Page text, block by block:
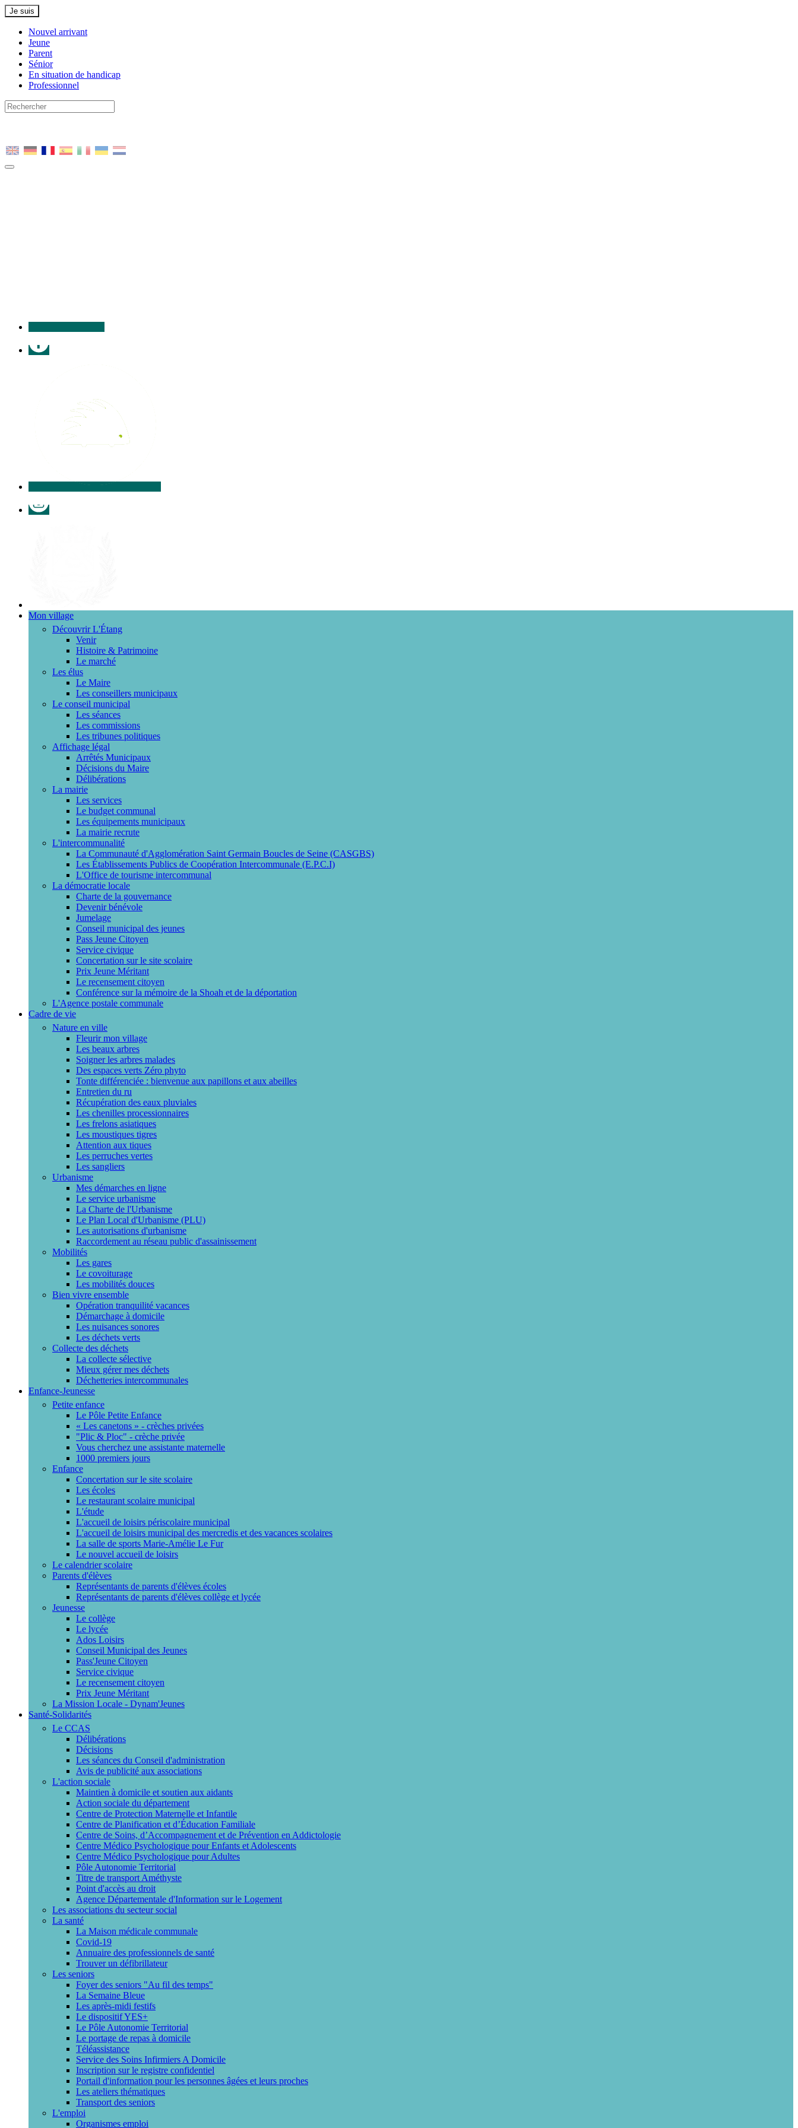
Je suis
Nouvel arrivant
Jeune
Parent
Sénior
En situation de handicap
Professionnel
Mon village
Découvrir L'Étang
Venir
Histoire & Patrimoine
Le marché
Les élus
Le Maire
Les conseillers municipaux
Le conseil municipal
Les séances
Les commissions
Les tribunes politiques
Affichage légal
Arrêtés Municipaux
Décisions du Maire
Délibérations
La mairie
Les services
Le budget communal
Les équipements municipaux
La mairie recrute
L'intercommunalité
La Communauté d'Agglomération Saint Germain Boucles de Seine (CASGBS)
Les Établissements Publics de Coopération Intercommunale (E.P.C.I)
L'Office de tourisme intercommunal
La démocratie locale
Charte de la gouvernance
Devenir bénévole
Jumelage
Conseil municipal des jeunes
Pass Jeune Citoyen
Service civique
Concertation sur le site scolaire
Prix Jeune Méritant
Le recensement citoyen
Conférence sur la mémoire de la Shoah et de la déportation
L'Agence postale communale
Cadre de vie
Nature en ville
Fleurir mon village
Les beaux arbres
Soigner les arbres malades
Des espaces verts Zéro phyto
Tonte différenciée : bienvenue aux papillons et aux abeilles
Entretien du ru
Récupération des eaux pluviales
Les chenilles processionnaires
Les frelons asiatiques
Les moustiques tigres
Attention aux tiques
Les perruches vertes
Les sangliers
Urbanisme
Mes démarches en ligne
Le service urbanisme
La Charte de l'Urbanisme
Le Plan Local d'Urbanisme (PLU)
Les autorisations d'urbanisme
Raccordement au réseau public d'assainissement
Mobilités
Les gares
Le covoiturage
Les mobilités douces
Bien vivre ensemble
Opération tranquilité vacances
Démarchage à domicile
Les nuisances sonores
Les déchets verts
Collecte des déchets
La collecte sélective
Mieux gérer mes déchets
Déchetteries intercommunales
Enfance-Jeunesse
Petite enfance
Le Pôle Petite Enfance
« Les canetons » - crèches privées
"Plic & Ploc" - crèche privée
Vous cherchez une assistante maternelle
1000 premiers jours
Enfance
Concertation sur le site scolaire
Les écoles
Le restaurant scolaire municipal
L'étude
L'accueil de loisirs périscolaire municipal
L'accueil de loisirs municipal des mercredis et des vacances scolaires
La salle de sports Marie-Amélie Le Fur
Le nouvel accueil de loisirs
Le calendrier scolaire
Parents d'élèves
Représentants de parents d'élèves écoles
Représentants de parents d'élèves collège et lycée
Jeunesse
Le collège
Le lycée
Ados Loisirs
Conseil Municipal des Jeunes
Pass'Jeune Citoyen
Service civique
Le recensement citoyen
Prix Jeune Méritant
La Mission Locale - Dynam'Jeunes
Santé-Solidarités
Le CCAS
Délibérations
Décisions
Les séances du Conseil d'administration
Avis de publicité aux associations
L'action sociale
Maintien à domicile et soutien aux aidants
Action sociale du département
Centre de Protection Maternelle et Infantile
Centre de Planification et d’Éducation Familiale
Centre de Soins, d’Accompagnement et de Prévention en Addictologie
Centre Médico Psychologique pour Enfants et Adolescents
Centre Médico Psychologique pour Adultes
Pôle Autonomie Territorial
Titre de transport Améthyste
Point d'accès au droit
Agence Départementale d'Information sur le Logement
Les associations du secteur social
La santé
La Maison médicale communale
Covid-19
Annuaire des professionnels de santé
Trouver un défibrillateur
Les seniors
Foyer des seniors "Au fil des temps"
La Semaine Bleue
Les après-midi festifs
Le dispositif YES+
Le Pôle Autonomie Territorial
Le portage de repas à domicile
Téléassistance
Service des Soins Infirmiers A Domicile
Inscription sur le registre confidentiel
Portail d'information pour les personnes âgées et leurs proches
Les ateliers thématiques
Transport des seniors
L'emploi
Organismes emploi